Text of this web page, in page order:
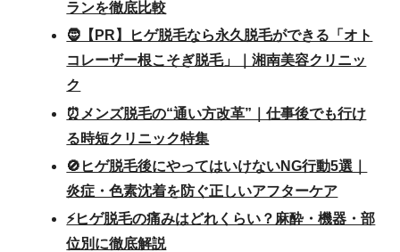
ランを徹底比較
🧔【PR】ヒゲ脱毛なら永久脱毛ができる「オト
コレーザー根こそぎ脱毛」｜湘南美容クリニッ
ク
⏰メンズ脱毛の“通い方改革”｜仕事後でも行け
る時短クリニック特集
🚫ヒゲ脱毛後にやってはいけないNG行動5選｜
炎症・色素沈着を防ぐ正しいアフターケア
⚡ヒゲ脱毛の痛みはどれくらい？麻酔・機器・部
位別に徹底解説